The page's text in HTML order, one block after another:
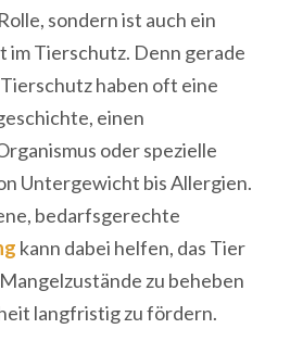
sondern ist auch ein
im Tierschutz. Denn gerade
haben oft eine
einen
oder spezielle
Untergewicht bis Allergien.
bedarfsgerechte
kann dabei helfen, das Tier
zu beheben
langfristig zu fördern.